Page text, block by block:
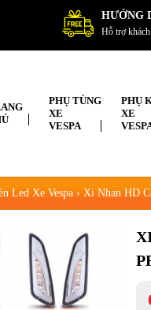
HƯỚNG
Hỗ trợ
PHỤ TÙNG
XE
VESPA
PHỤ
XE
Led Xe Vespa › Xi Nhan HD